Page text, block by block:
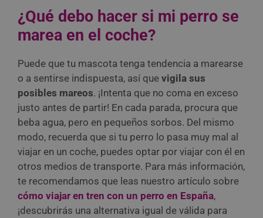
¿Qué debo hacer si mi perro se
marea en el coche?
Puede que tu mascota tenga tendencia a marearse
o a sentirse indispuesta, así que vigila sus
posibles mareos. ¡Intenta que no coma en exceso
justo antes de partir! En cada parada, procura que
beba agua, pero en pequeños sorbos. Del mismo
modo, recuerda que si tu perro lo pasa muy mal al
viajar en un coche, puedes optar por viajar con él en
otros medios de transporte. Para más información,
te recomendamos que leas nuestro artículo sobre
cómo viajar en tren con un perro en España,
¡descubrirás una alternativa igual de válida para